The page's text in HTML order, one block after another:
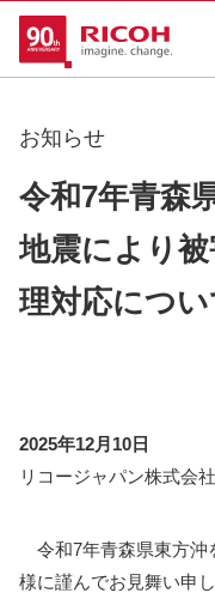
お知らせ
令和7年青森
地震により
理対応につい
2025年12月10日
リコージャパン株式会社
令和7年青森県東方沖
様に謹んでお見舞い申